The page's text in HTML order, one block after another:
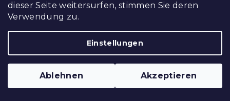
dieser Seite weitersurfen, stimmen Sie deren
Verwendung zu.
Einstellungen
Ablehnen Akzeptieren
BLAU 150x200 cm, blau
In Den Warenkorb